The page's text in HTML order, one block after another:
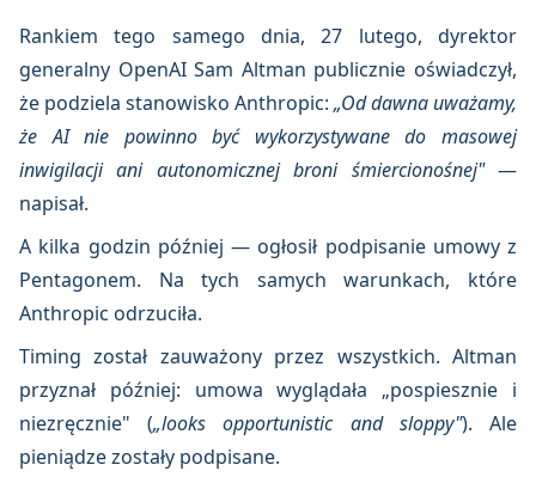
Rankiem tego samego dnia, 27 lutego, dyrektor
generalny OpenAI Sam Altman publicznie oświadczył,
że podziela stanowisko Anthropic: „Od dawna uważamy,
że AI nie powinno być wykorzystywane do masowej
inwigilacji ani autonomicznej broni śmiercionośnej"—
napisał.
A kilka godzin później — ogłosił podpisanie umowy z
Pentagonem. Na tych samych warunkach, które
Anthropic odrzuciła.
Timing został zauważony przez wszystkich. Altman
przyznał później: umowa wyglądała „pospiesznie i
niezręcznie" („looks opportunistic and sloppy"). Ale
pieniądze zostały podpisane.